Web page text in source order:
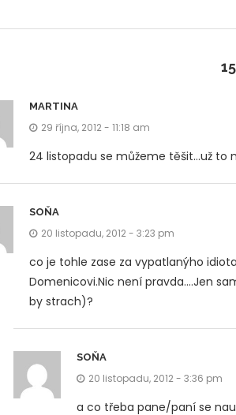
MARTINA
29 října, 2012 - 11:18 am
24 listopadu se můžeme těšit…už to
SOŇA
20 listopadu, 2012 - 3:23 pm
co je tohle zase za vypatlanýho
Domenicovi.Nic není pravda….Jen
by strach)?
SOŇA
20 listopadu, 2012 - 3:36 pm
a co třeba pane/paní se